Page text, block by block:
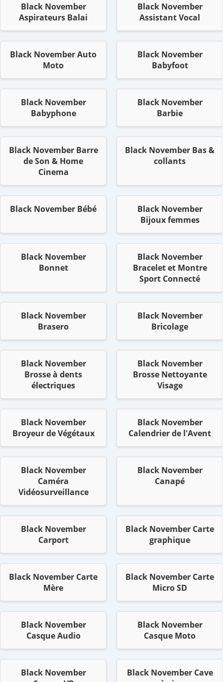
Black November
Aspirateurs Balai
Black November
Assistant Vocal
Black November Auto
Moto
Black November
Babyfoot
Black November
Babyphone
Black November
Barbie
Black November Barre
de Son & Home
Cinema
Black November Bas &
collants
Black November Bébé
Black November
Bijoux femmes
Black November
Bonnet
Black November
Bracelet et Montre
Sport Connecté
Black November
Brasero
Black November
Bricolage
Black November
Brosse à dents
électriques
Black November
Brosse Nettoyante
Visage
Black November
Broyeur de Végétaux
Black November
Calendrier de l'Avent
Black November
Caméra
Vidéosurveillance
Black November
Canapé
Black November
Carport
Black November Carte
graphique
Black November Carte
Mère
Black November Carte
Micro SD
Black November
Casque Audio
Black November
Casque Moto
Black November
Black November Cave